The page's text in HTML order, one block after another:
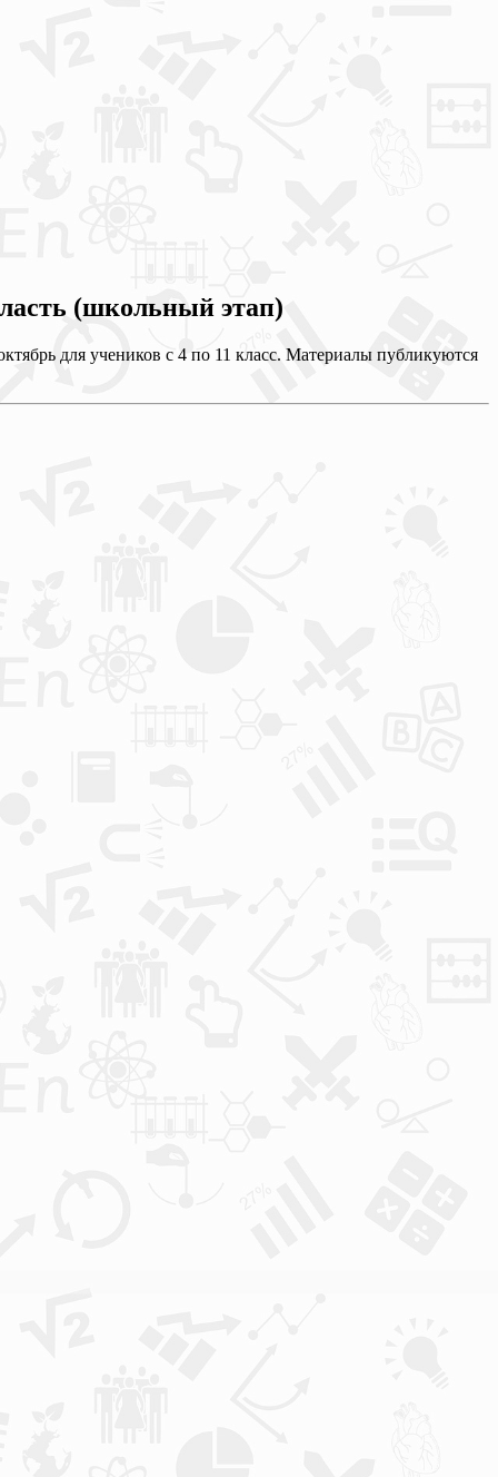
(школьный этап)
для учеников с 4 по 11 класс. Материалы публикуются